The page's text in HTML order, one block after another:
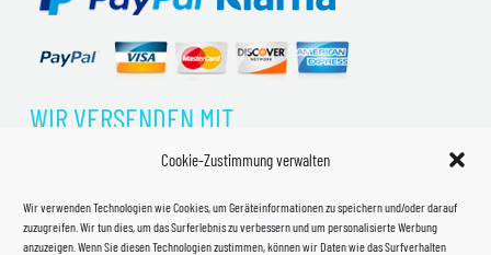
Cookie-Zustimmung verwalten
Wir verwenden Technologien wie Cookies, um Geräteinformationen zu speichern und/oder darauf
zuzugreifen. Wir tun dies, um das Surferlebnis zu verbessern und um personalisierte Werbung
anzuzeigen. Wenn Sie diesen Technologien zustimmen, können wir Daten wie das Surfverhalten
WIR VERSENDEN MIT